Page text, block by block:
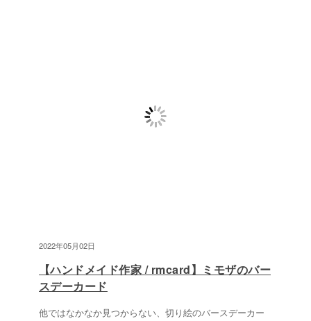
2022年05月02日
【ハンドメイド作家 / rmcard】ミモザのバー
スデーカード
他ではなかなか見つからない、切り絵のバースデーカー